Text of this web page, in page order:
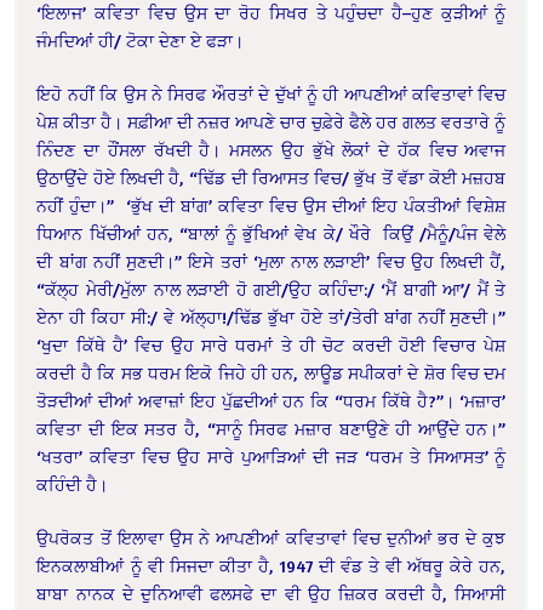
‘ਇਲਾਜ’ ਕਵਿਤਾ ਵਿਚ ਉਸ ਦਾ ਰੋਹ ਸਿਖਰ ਤੇ ਪਹੁੰਚਦਾ ਹੈ–ਹੁਣ ਕੁੜੀਆਂ ਨੂੰ
ਜੰਮਦਿਆਂ ਹੀ/ ਟੋਕਾ ਦੇਣਾ ਏ ਫੜਾ।
ਇਹੋ ਨਹੀਂ ਕਿ ਉਸ ਨੇ ਸਿਰਫ ਔਰਤਾਂ ਦੇ ਦੁੱਖਾਂ ਨੂੰ ਹੀ ਆਪਣੀਆਂ ਕਵਿਤਾਵਾਂ ਵਿਚ
ਪੇਸ਼ ਕੀਤਾ ਹੈ। ਸਫ਼ੀਆ ਦੀ ਨਜ਼ਰ ਆਪਣੇ ਚਾਰ ਚੁਫ਼ੇਰੇ ਫੈਲੇ ਹਰ ਗਲਤ ਵਰਤਾਰੇ ਨੂੰ
ਨਿੰਦਣ ਦਾ ਹੌਂਸਲਾ ਰੱਖਦੀ ਹੈ। ਮਸਲਨ ਉਹ ਭੁੱਖੇ ਲੋਕਾਂ ਦੇ ਹੱਕ ਵਿਚ ਅਵਾਜ
ਉਠਾਉਂਦੇ ਹੋਏ ਲਿਖਦੀ ਹੈ, “ਢਿੱਡ ਦੀ ਰਿਆਸਤ ਵਿਚ/ ਭੁੱਖ ਤੋਂ ਵੱਡਾ ਕੋਈ ਮਜ਼ਹਬ
ਨਹੀਂ ਹੁੰਦਾ।” ‘ਭੁੱਖ ਦੀ ਬਾਂਗ’ ਕਵਿਤਾ ਵਿਚ ਉਸ ਦੀਆਂ ਇਹ ਪੰਕਤੀਆਂ ਵਿਸ਼ੇਸ਼
ਧਿਆਨ ਖਿੱਚੀਆਂ ਹਨ, “ਬਾਲਾਂ ਨੂੰ ਭੁੱਖਿਆਂ ਵੇਖ ਕੇ/ ਖੌਰੇ ਕਿਉਂ /ਮੈਨੂੰ/ਪੰਜ ਵੇਲੇ
ਦੀ ਬਾਂਗ ਨਹੀਂ ਸੁਣਦੀ।” ਇਸੇ ਤਰਾਂ ‘ਮੁਲਾ ਨਾਲ ਲੜਾਈ’ ਵਿਚ ਉਹ ਲਿਖਦੀ ਹੈਂ,
“ਕੱਲ੍ਹ ਮੇਰੀ/ਮੁੱਲਾ ਨਾਲ ਲੜਾਈ ਹੋ ਗਈ/ਉਹ ਕਹਿੰਦਾ:/ ‘ਮੈਂ ਬਾਗੀ ਆ’/ ਮੈਂ ਤੇ
ਏਨਾ ਹੀ ਕਿਹਾ ਸੀ:/ ਵੇ ਅੱਲ੍ਹਾ!/ਢਿੱਡ ਭੁੱਖਾ ਹੋਏ ਤਾਂ/ਤੇਰੀ ਬਾਂਗ ਨਹੀਂ ਸੁਣਦੀ।”
‘ਖੁਦਾ ਕਿੱਥੇ ਹੈ’ ਵਿਚ ਉਹ ਸਾਰੇ ਧਰਮਾਂ ਤੇ ਹੀ ਚੋਟ ਕਰਦੀ ਹੋਈ ਵਿਚਾਰ ਪੇਸ਼
ਕਰਦੀ ਹੈ ਕਿ ਸਭ ਧਰਮ ਇਕੋ ਜਿਹੇ ਹੀ ਹਨ, ਲਾਊਡ ਸਪੀਕਰਾਂ ਦੇ ਸ਼ੋਰ ਵਿਚ ਦਮ
ਤੋੜਦੀਆਂ ਦੀਆਂ ਅਵਾਜ਼ਾਂ ਇਹ ਪੁੱਛਦੀਆਂ ਹਨ ਕਿ “ਧਰਮ ਕਿੱਥੇ ਹੈ?”। ‘ਮਜ਼ਾਰ’
ਕਵਿਤਾ ਦੀ ਇਕ ਸਤਰ ਹੈ, “ਸਾਨੂੰ ਸਿਰਫ ਮਜ਼ਾਰ ਬਣਾਉਣੇ ਹੀ ਆਉਂਦੇ ਹਨ।”
‘ਖਤਰਾ’ ਕਵਿਤਾ ਵਿਚ ਉਹ ਸਾਰੇ ਪੁਆੜਿਆਂ ਦੀ ਜੜ ‘ਧਰਮ ਤੇ ਸਿਆਸਤ’ ਨੂੰ
ਕਹਿੰਦੀ ਹੈ।
ਉਪਰੋਕਤ ਤੋਂ ਇਲਾਵਾ ਉਸ ਨੇ ਆਪਣੀਆਂ ਕਵਿਤਾਵਾਂ ਵਿਚ ਦੁਨੀਆਂ ਭਰ ਦੇ ਕੁਝ
ਇਨਕਲਾਬੀਆਂ ਨੂੰ ਵੀ ਸਿਜਦਾ ਕੀਤਾ ਹੈ, 1947 ਦੀ ਵੰਡ ਤੇ ਵੀ ਅੱਥਰੂ ਕੇਰੇ ਹਨ,
ਬਾਬਾ ਨਾਨਕ ਦੇ ਦੁਨਿਆਵੀ ਫਲਸਫੇ ਦਾ ਵੀ ਉਹ ਜ਼ਿਕਰ ਕਰਦੀ ਹੈ, ਸਿਆਸੀ